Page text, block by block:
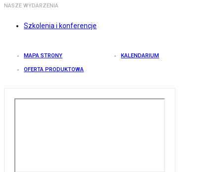
NASZE WYDARZENIA
Szkolenia i konferencje
MAPA STRONY KALENDARIUM
OFERTA PRODUKTOWA